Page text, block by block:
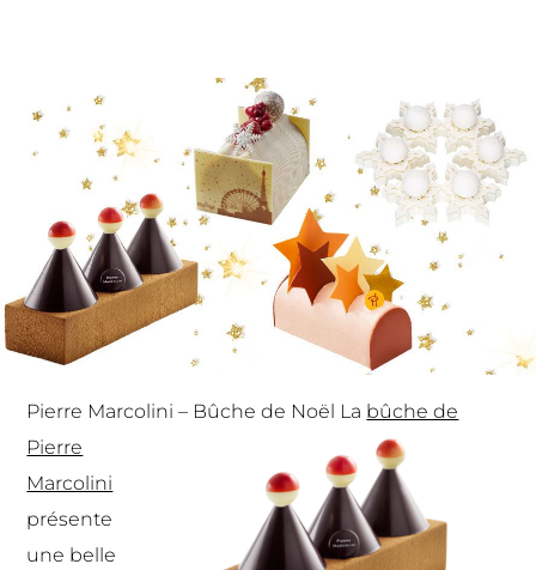
Pierre Marcolini – Bûche de Noël La bûche de
Pierre
Marcolini
présente
une belle